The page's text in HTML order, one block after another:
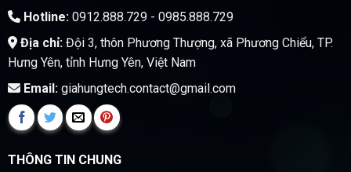
Hotline:0912.888.729 - 0985.888.729
Địa chỉ:Đội 3, thôn Phương Thượng, xã Phương Chiểu, TP.
Hưng Yên, tỉnh Hưng Yên, Việt Nam
Email:giahungtech.contact@gmail.com
THÔNG TIN CHUNG